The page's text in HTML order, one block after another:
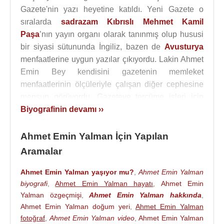
Gazete'nin yazı heyetine katıldı. Yeni Gazete o
sıralarda sadrazam
Kıbrıslı Mehmet Kamil
Paşa’nın yayın organı olarak tanınmış olup hususi
bir siyasi sütununda İngiliz, bazen de Avusturya
menfaatlerine uygun yazılar çıkıyordu. Lakin Ahmet
Emin Bey kendisini gazetenin memleket
menfaatlerinin ölçüleriyle çalışan diğer cephesine
girdiği halde aradan bir yıl geçmeden her gün
imzalı ikinci makaleyi yazmaya başladı.
Aynı zamanda
Fünundergisine de tercümeler yapıyordu.
Bab-ı Ali
(hükûmet binası) Tercüme Odasındaki görevine
devam ediyordu.Berlin'de çıkan Vossische
Zeitung'a da ara sıra yazılar gönderiyordu.İttihat ve
Biyografinin devamı ››
Ahmet Emin Yalman İçin Yapılan
Aramalar
Ahmet Emin Yalman yaşıyor mu?
Ahmet Emin Yalman
biyografi,Ahmet Emin Yalman hayatı
Ahmet Emin
Yalman özgeçmişi,Ahmet Emin Yalman hakkında
Ahmet Emin Yalman doğum yeri
Ahmet Emin Yalman
fotoğraf ,Ahmet Emin Yalman video, Ahmet Emin Yalman